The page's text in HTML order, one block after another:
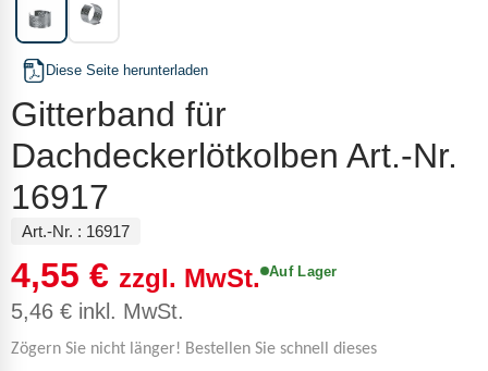
Diese Seite herunterladen
Gitterband für
Dachdeckerlötkolben Art.-Nr.
16917
Art.-Nr. : 16917
4,55 € zzgl. MwSt.
5,46 € inkl. MwSt.
Auf Lager
Zögern Sie nicht länger! Bestellen Sie schnell dieses